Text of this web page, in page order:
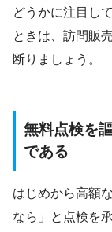
どうかに注目し
ときは、訪問販
断りましょう。
無料点検を
である
はじめから高額
なら」と点検を